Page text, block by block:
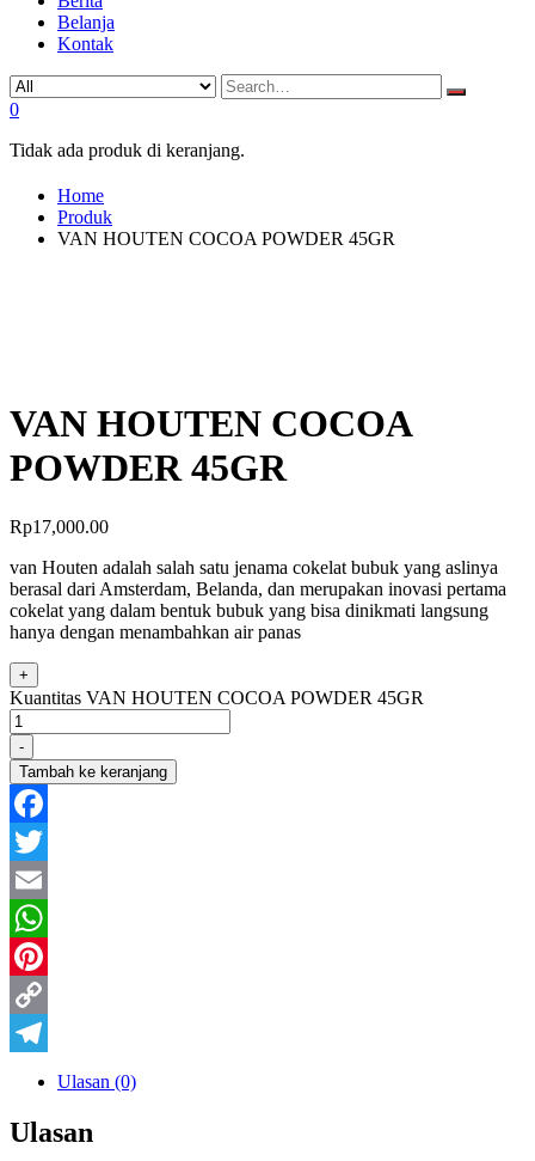
Belanja
Kontak
0
Tidak ada produk di keranjang.
Home
Produk
VAN HOUTEN COCOA POWDER 45GR
VAN HOUTEN COCOA
POWDER 45GR
Rp17,000.00
van Houten adalah salah satu jenama cokelat bubuk yang aslinya
berasal dari Amsterdam, Belanda, dan merupakan inovasi pertama
cokelat yang dalam bentuk bubuk yang bisa dinikmati langsung
hanya dengan menambahkan air panas
+
Kuantitas VAN HOUTEN COCOA POWDER 45GR
-
Tambah ke keranjang
Facebook
Twitter
Email
WhatsApp
Pinterest
Copy
Telegram
Ulasan (0)
Ulasan